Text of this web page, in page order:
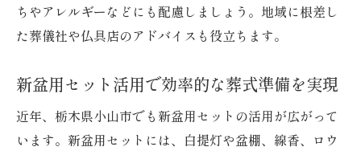
ちやアレルギーなどにも配慮しましょう。地域に根差し
た葬儀社や仏具店のアドバイスも役立ちます。
新盆用セット活用で効率的な葬式準備を実現
近年、栃木県小山市でも新盆用セットの活用が広がって
います。新盆用セットには、白提灯や盆棚、線香、ロウ